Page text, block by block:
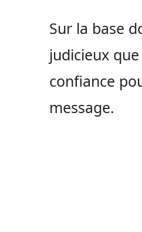
Sur la base
judicieux
confiance
message.